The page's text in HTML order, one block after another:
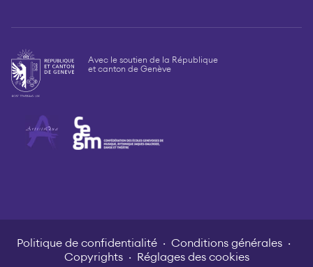
Avec le soutien de la République
et canton de Genève
Politique de confidentialité
Conditions générales
Copyrights
Réglages des cookies